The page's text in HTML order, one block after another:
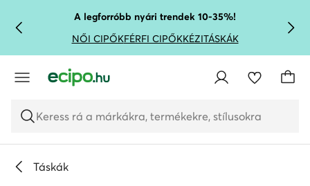
UGRÁS A FŐ TARTALOMRA
UGRÁS A KERESÉSHEZA legforróbb nyári trendek 10-35%!
NŐI CIPŐKFÉRFI CIPŐKKÉZITÁSKÁK
Keress rá a márkákra, termékekre, stílusokra
Táskák